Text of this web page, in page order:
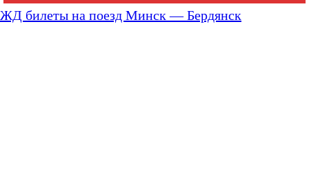
ЖД билеты на поезд Минск — Бердянск